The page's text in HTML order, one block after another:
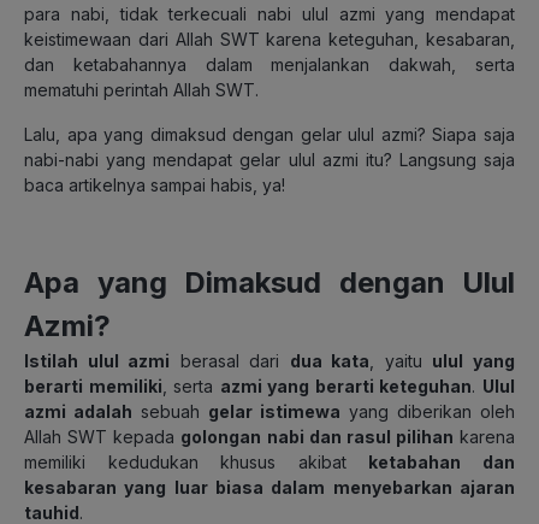
para nabi, tidak terkecuali nabi ulul azmi yang mendapat
keistimewaan dari Allah SWT karena keteguhan, kesabaran,
dan ketabahannya dalam menjalankan dakwah, serta
mematuhi perintah Allah SWT.
Lalu, apa yang dimaksud dengan gelar ulul azmi? Siapa saja
nabi-nabi yang mendapat gelar ulul azmi itu? Langsung saja
baca artikelnya sampai habis, ya!
Apa yang Dimaksud dengan Ulul
Azmi?
Istilah ulul azmi berasal dari dua kata , yaitu ulul yang
berarti memiliki , serta azmi yang berarti keteguhan. Ulul
azmi adalah sebuah gelar istimewa yang diberikan oleh
Allah SWT kepada golongan nabi dan rasul pilihan karena
memiliki kedudukan khusus akibat ketabahan dan
kesabaran yang luar biasa dalam menyebarkan ajaran
tauhid.